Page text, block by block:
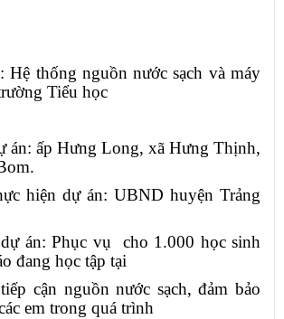
thống nguồn nước sạch và máy
Tiểu học
án: ấp Hưng Long, xã Hưng Thịnh,
hiện dự án: UBND huyện Trảng
án: Phục vụ cho 1.000 học sinh
đang học tập tại
cận nguồn nước sạch, đảm bảo
em trong quá trình